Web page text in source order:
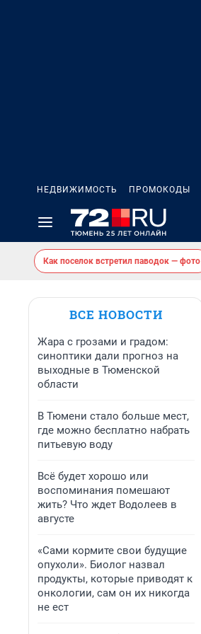
НЕДВИЖИМОСТЬ ПРОМОКОДЫ
Как поселок встретил паводок — фото
ВСЕ НОВОСТИ
Жара с грозами и градом:
синоптики дали прогноз на
выходные в Тюменской
области
В Тюмени стало больше мест,
где можно бесплатно набрать
питьевую воду
Всё будет хорошо или
воспоминания помешают
жить? Что ждет Водолеев в
августе
«Сами кормите свои будущие
опухоли». Биолог назвал
продукты, которые приводят к
онкологии, сам он их никогда
не ест